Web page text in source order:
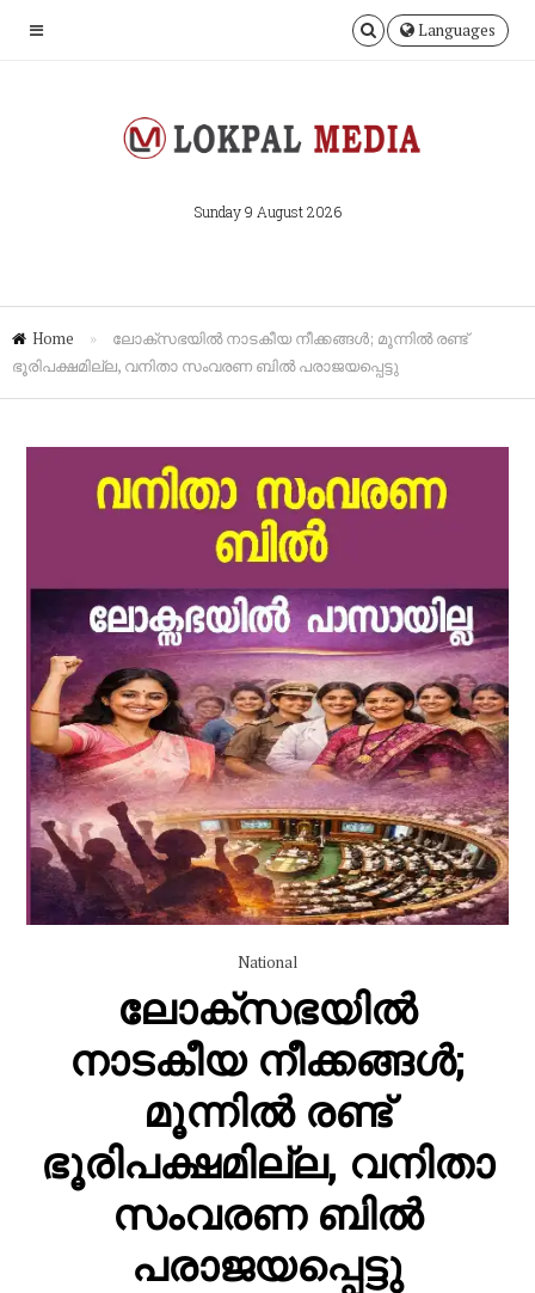
Languages
Sunday 9 August 2026
Home »
ലോക്സഭയിൽ നാടകീയ നീക്കങ്ങൾ; മൂന്നിൽ രണ്ട്
ഭൂരിപക്ഷമില്ല, വനിതാ സംവരണ ബിൽ പരാജയപ്പെട്ടു
National
ലോക്സഭയിൽ
നാടകീയ നീക്കങ്ങൾ;
മൂന്നിൽ രണ്ട്
ഭൂരിപക്ഷമില്ല, വനിതാ
സംവരണ ബിൽ
പരാജയപ്പെട്ടു